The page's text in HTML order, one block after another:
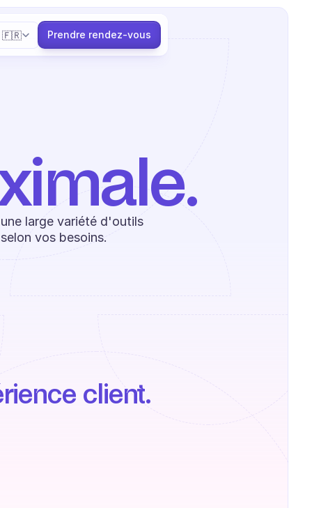
Language
🇫🇷 Prendre rendez-vous
large variété d'outils
vos besoins.
client.